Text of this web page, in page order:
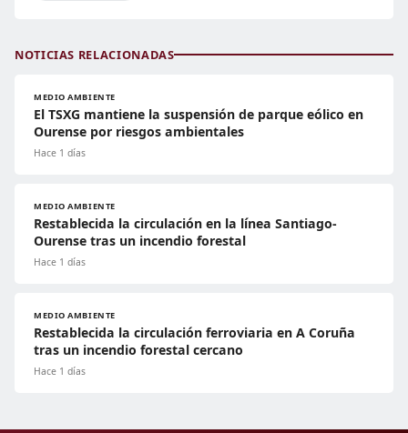
NOTICIAS RELACIONADAS
MEDIO AMBIENTE
El TSXG mantiene la suspensión de parque eólico en
Ourense por riesgos ambientales
Hace 1 días
MEDIO AMBIENTE
Restablecida la circulación en la línea Santiago-
Ourense tras un incendio forestal
Hace 1 días
MEDIO AMBIENTE
Restablecida la circulación ferroviaria en A Coruña
tras un incendio forestal cercano
Hace 1 días